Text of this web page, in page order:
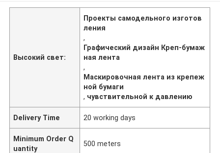
Высокий свет:
Проекты самодельного изготов
ления
,
Графический дизайн Креп-бумаж
ная лента
,
Маскировочная лента из крепеж
ной бумаги
, чувствительной к давлению
Delivery Time 20 working days
Minimum Order Q
uantity
500 meters